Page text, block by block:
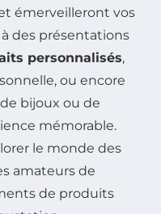
émerveilleront vos
des présentations
personnalisés,
ou encore
bijoux ou de
mémorable.
le monde des
amateurs de
de produits